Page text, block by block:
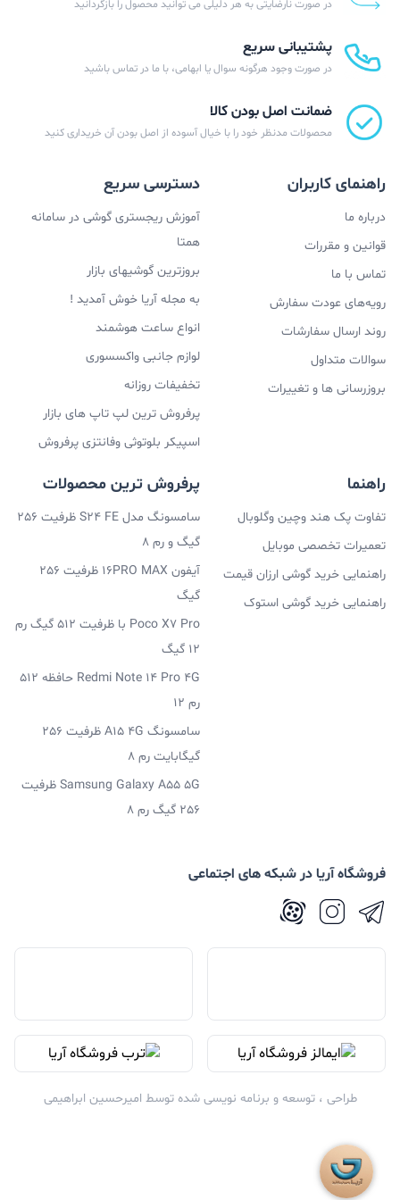
در صورت نارضایتی به هر دلیلی می توانید محصول را بازگردانید
پشتیبانی سریع
در صورت وجود هرگونه سوال یا ابهامی، با ما در تماس باشید
ضمانت اصل بودن کالا
محصولات مدنظر خود را با خیال آسوده از اصل بودن آن خریداری کنید
راهنمای کاربران
درباره ما
قوانین و مقررات
تماس با ما
رویه‌های عودت سفارش
روند ارسال سفارشات
سوالات متداول
بروزرسانی ها و تغییرات
دسترسی سریع
آموزش ریجستری گوشی در سامانه
همتا
بروزترین گوشیهای بازار
به مجله آریا خوش آمدید !
انواع ساعت هوشمند
لوازم جانبی واکسسوری
تخفیفات روزانه
پرفروش ترین لپ تاپ های بازار
اسپیکر بلوتوثی وفانتزی پرفروش
راهنما
تفاوت پک هند وچین وگلوبال
تعمیرات تخصصی موبایل
راهنمایی خرید گوشی ارزان قیمت
راهنمایی خرید گوشی استوک
پرفروش ترین محصولات
سامسونگ مدل S24 FE ظرفیت 256
گیگ و رم 8
آیفون 16PRO MAX ظرفیت 256
گیگ
Poco X7 Pro با ظرفیت 512 گیگ رم
12 گیگ
Redmi Note 14 Pro 4G حافظه 512
رم 12
سامسونگ A15 4G ظرفیت 256
گیگابایت رم 8
Samsung Galaxy A55 5G ظرفیت
256 گیگ رم 8
فروشگاه آریا در شبکه های اجتماعی
طراحی ، توسعه و برنامه نویسی شده توسط امیرحسین ابراهیمی